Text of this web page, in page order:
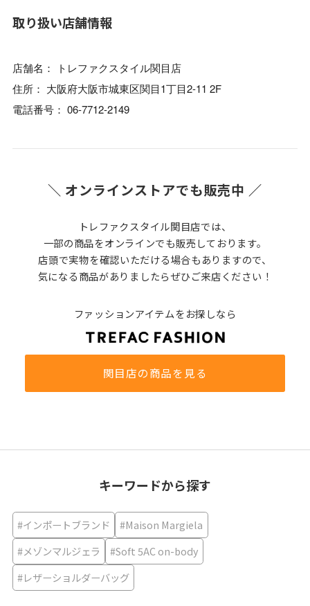
取り扱い店舗情報
店舗名： トレファクスタイル関目店
住所： 大阪府大阪市城東区関目1丁目2-11 2F
電話番号： 06-7712-2149
＼ オンラインストアでも販売中 ／
トレファクスタイル関目店では、
一部の商品をオンラインでも販売しております。
店頭で実物を確認いただける場合もありますので、
気になる商品がありましたらぜひご来店ください！
ファッションアイテムをお探しなら
関目店の商品を見る
キーワードから探す
#インポートブランド
#Maison Margiela
#メゾンマルジェラ
#Soft 5AC on-body
#レザーショルダーバッグ